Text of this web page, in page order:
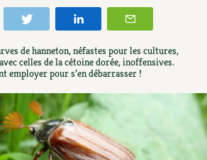
entre amis
du jardin
de hanneton, néfastes pour les cultures,
celles de la cétoine dorée, inoffensives.
employer pour s’en débarrasser !